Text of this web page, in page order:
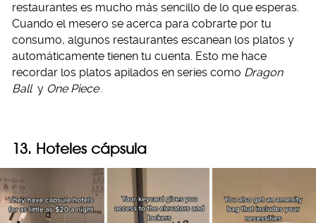
restaurantes es mucho más sencillo de lo que esperas.
Cuando el mesero se acerca para cobrarte por tu
consumo, algunos restaurantes escanean los platos y
automáticamente tienen tu cuenta. Esto me hace
recordar los platos apilados en series como Dragon
Ball y One Piece .
13. Hoteles cápsula